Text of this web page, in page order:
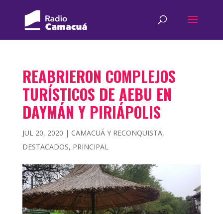
REABRIERON COMPLEJOS
TURÍSTICOS DE AEBU EN
DAYMÁN Y PIRIÁPOLIS
JUL 20, 2020 | CAMACUÁ Y RECONQUISTA,
DESTACADOS, PRINCIPAL